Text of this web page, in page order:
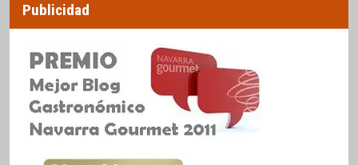
Publicidad